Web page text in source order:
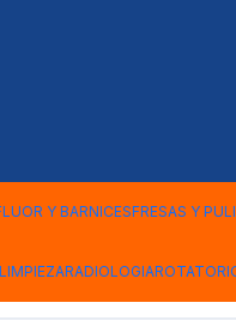
Y BARNICESFRESAS Y
RADIOLOGIA